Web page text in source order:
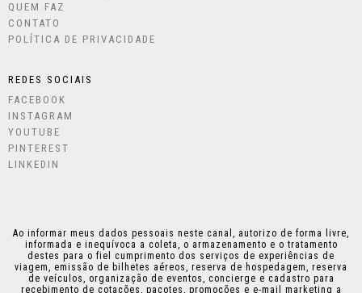
QUEM FAZ
CONTATO
POLÍTICA DE PRIVACIDADE
REDES SOCIAIS
FACEBOOK
INSTAGRAM
YOUTUBE
PINTEREST
LINKEDIN
Ao informar meus dados pessoais neste canal, autorizo de forma livre,
informada e inequívoca a coleta, o armazenamento e o tratamento
destes para o fiel cumprimento dos serviços de experiências de
viagem, emissão de bilhetes aéreos, reserva de hospedagem, reserva
de veículos, organização de eventos, concierge e cadastro para
recebimento de cotações, pacotes, promoções e e-mail marketing a